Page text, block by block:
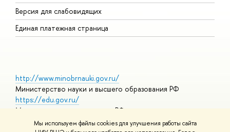
Мы используем файлы cookies для улучшения работы сайта
Версия для слабовидящих
Единая платежная страница
http://www.minobrnauki.gov.ru/
Министерство науки и высшего образования РФ
https://edu.gov.ru/
Министерство просвещения РФ
https://elearning.hse.ru/mooc